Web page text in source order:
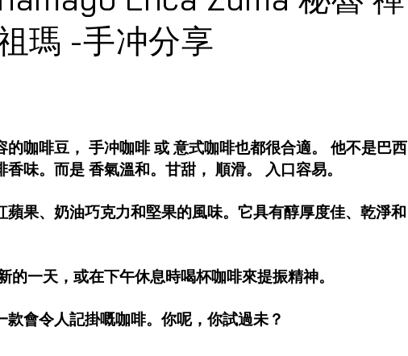
瑪 -手冲分享
的咖啡豆， 手冲咖啡 或 意式咖啡也都很合適。 他不是巴西
味。而是 香氣溫和。甘甜， 順滑。 入口容易。
蘋果、奶油巧克力和堅果的風味。它具有醇厚度佳、乾淨和
的一天，或在下午休息時喝杯咖啡來提振精神。
款會令人記掛嘅咖啡。你呢，你試過未？